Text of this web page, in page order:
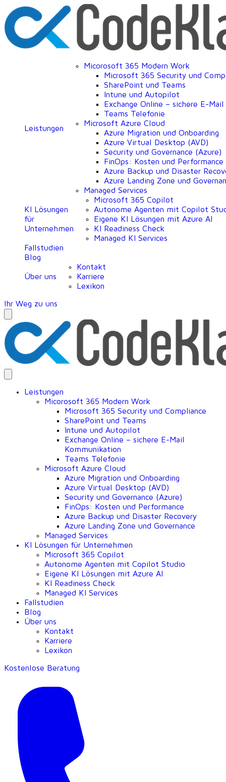
Leistungen
Micorosoft 365 Modern Work
Microsoft 365 Security und
SharePoint und Teams
Intune und Autopilot
Exchange Online – sichere E-
Teams Telefonie
Microsoft Azure Cloud
Azure Migration und Onboarding
Azure Virtual Desktop (AVD)
Security und Governance (Azure)
FinOps: Kosten und Performance
Azure Backup und Disaster
Azure Landing Zone und
Managed Services
KI Lösungen
für
Unternehmen
Microsoft 365 Copilot
Autonome Agenten mit Copilot
Eigene KI Lösungen mit Azure AI
KI Readiness Check
Managed KI Services
Fallstudien
Blog
Über uns
Kontakt
Karriere
Lexikon
Ihr Weg zu uns
Leistungen
Micorosoft 365 Modern Work
Microsoft 365 Security und Compliance
SharePoint und Teams
Intune und Autopilot
Exchange Online – sichere E-Mail
Kommunikation
Teams Telefonie
Microsoft Azure Cloud
Azure Migration und Onboarding
Azure Virtual Desktop (AVD)
Security und Governance (Azure)
FinOps: Kosten und Performance
Azure Backup und Disaster Recovery
Azure Landing Zone und Governance
Managed Services
KI Lösungen für Unternehmen
Microsoft 365 Copilot
Autonome Agenten mit Copilot Studio
Eigene KI Lösungen mit Azure AI
KI Readiness Check
Managed KI Services
Fallstudien
Blog
Über uns
Kontakt
Karriere
Lexikon
Kostenlose Beratung